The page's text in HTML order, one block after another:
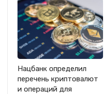
Нацбанк определил
перечень криптовалют
и операций для